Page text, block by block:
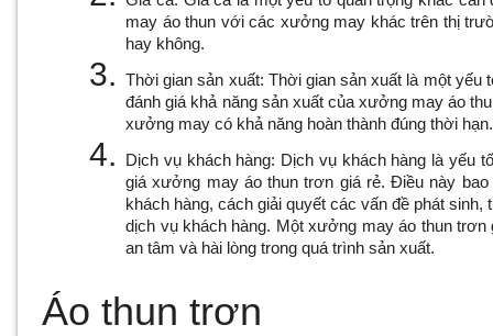
may áo thun với các xưởng may khác trên thị
hay không.
Thời gian sản xuất: Thời gian sản xuất là một
đánh giá khả năng sản xuất của xưởng may áo
xưởng may có khả năng hoàn thành đúng thời hạn.
Dịch vụ khách hàng: Dịch vụ khách hàng là yếu
giá xưởng may áo thun trơn giá rẻ. Điều này
khách hàng, cách giải quyết các vấn đề phát
dịch vụ khách hàng. Một xưởng may áo thun
an tâm và hài lòng trong quá trình sản xuất.
Áo thun trơn